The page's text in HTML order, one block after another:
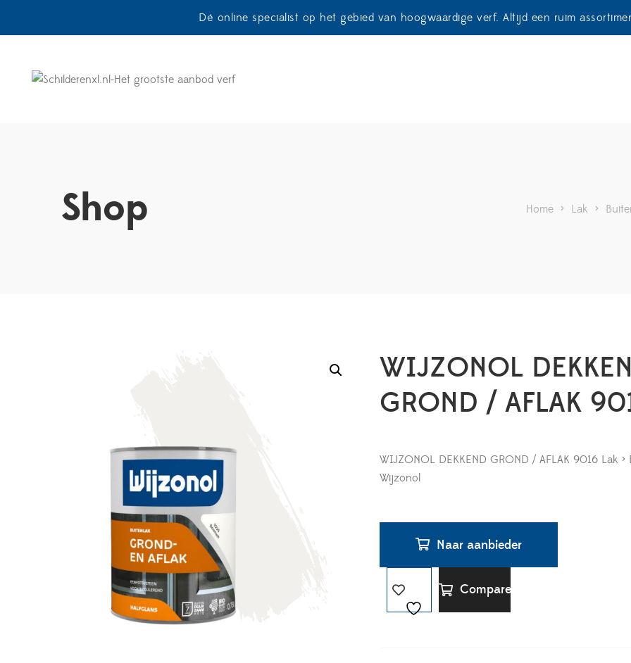
Dé online specialist op het gebied van hoogwaardige verf. Altijd een ruim
Shop Home > Lak >
WIJZONOL
GROND / AFLAK
WIJZONOL DEKKEND GROND / AFLAK 9016 Lak >
Wijzonol
Naar aanbieder
Compare